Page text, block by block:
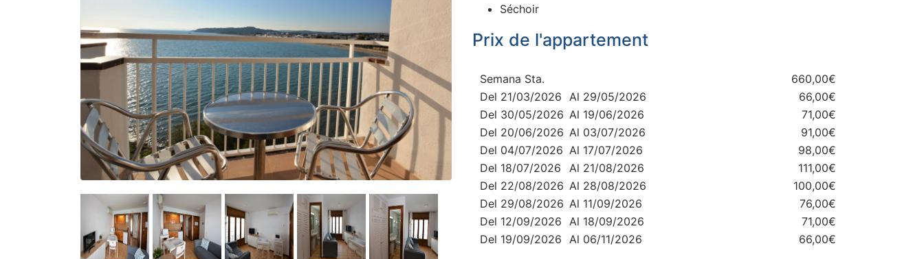
Séchoir
Prix de l'appartement
Semana Sta.
660,00€
Del 21/03/2026 Al 29/05/2026
66,00€
Del 30/05/2026 Al 19/06/2026
71,00€
Del 20/06/2026 Al 03/07/2026
91,00€
Del 04/07/2026 Al 17/07/2026
98,00€
Del 18/07/2026
Al 21/08/2026
111,00€
Del 22/08/2026 Al 28/08/2026
100,00€
Del 29/08/2026 Al 11/09/2026
76,00€
Del 12/09/2026 Al 18/09/2026
71,00€
Del 19/09/2026 Al 06/11/2026 66,00€